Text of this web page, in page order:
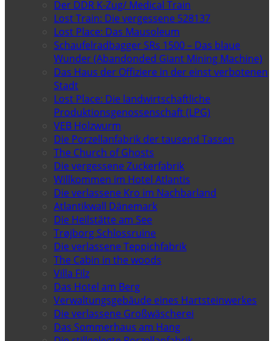
Der DDR K-Zug/ Medical Train
Lost Train: Die vergessene 528137
Lost Place: Das Mausoleum
Schaufelradbagger SRs 1500 – Das blaue
Wunder (Abandonded Giant Mining Machine)
Das Haus der Offiziere in der einst verbotenen
Stadt
Lost Place: Die landwirtschaftliche
Produktionsgenossenschaft (LPG)
VEB Holzwurm
Die Porzellanfabrik der tausend Tassen
The Church of Ghosts
Die vergessene Zuckerfabrik
Willkommen im Hotel Atlantis
Die verlassene Kro im Nachbarland
Atlantikwall Dänemark
Die Heilstätte am See
Trøjborg Schlossruine
Die verlassene Teppichfabrik
The Cabin in the woods
Villa Filz
Das Hotel am Berg
Verwaltungsgebäude eines Hartsteinwerkes
Die verlassene Großwäscherei
Das Sommerhaus am Hang